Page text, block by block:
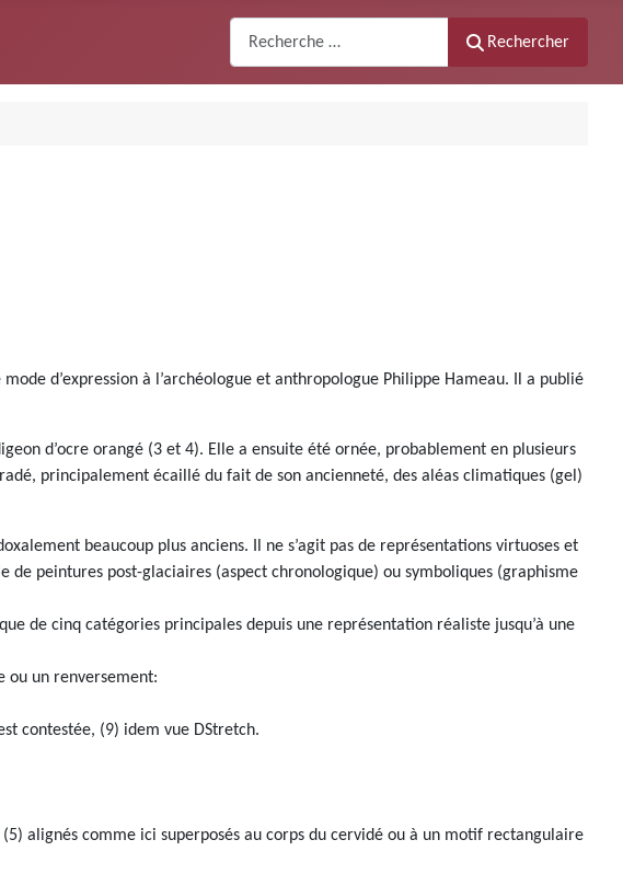
Rechercher
d’expression à l’archéologue et anthropologue Philippe Hameau. Il a publié
d’ocre orangé (3 et 4). Elle a ensuite été ornée, probablement en plusieurs
principalement écaillé du fait de son ancienneté, des aléas climatiques (gel)
beaucoup plus anciens. Il ne s’agit pas de représentations virtuoses et
peintures post-glaciaires (aspect chronologique) ou symboliques (graphisme
de cinq catégories principales depuis une représentation réaliste jusqu’à une
ou un renversement:
contestée, (9) idem vue DStretch.
alignés comme ici superposés au corps du cervidé ou à un motif rectangulaire